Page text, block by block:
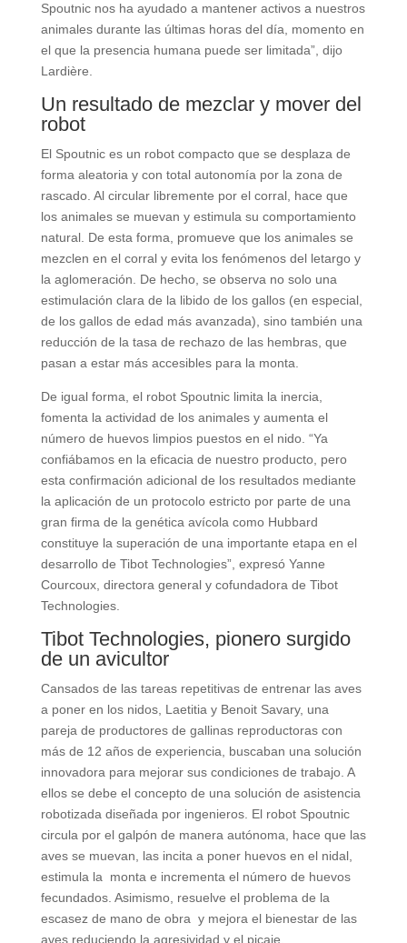
Spoutnic nos ha ayudado a mantener activos a nuestros
animales durante las últimas horas del día, momento en
el que la presencia humana puede ser limitada”, dijo
Lardière.
Un resultado de mezclar y mover del
robot
El Spoutnic es un robot compacto que se desplaza de
forma aleatoria y con total autonomía por la zona de
rascado. Al circular libremente por el corral, hace que
los animales se muevan y estimula su comportamiento
natural. De esta forma, promueve que los animales se
mezclen en el corral y evita los fenómenos del letargo y
la aglomeración. De hecho, se observa no solo una
estimulación clara de la libido de los gallos (en especial,
de los gallos de edad más avanzada), sino también una
reducción de la tasa de rechazo de las hembras, que
pasan a estar más accesibles para la monta.
De igual forma, el robot Spoutnic limita la inercia,
fomenta la actividad de los animales y aumenta el
número de huevos limpios puestos en el nido. “Ya
confiábamos en la eficacia de nuestro producto, pero
esta confirmación adicional de los resultados mediante
la aplicación de un protocolo estricto por parte de una
gran firma de la genética avícola como Hubbard
constituye la superación de una importante etapa en el
desarrollo de Tibot Technologies”, expresó Yanne
Courcoux, directora general y cofundadora de Tibot
Technologies.
Tibot Technologies, pionero surgido
de un avicultor
Cansados de las tareas repetitivas de entrenar las aves
a poner en los nidos, Laetitia y Benoit Savary, una
pareja de productores de gallinas reproductoras con
más de 12 años de experiencia, buscaban una solución
innovadora para mejorar sus condiciones de trabajo. A
ellos se debe el concepto de una solución de asistencia
robotizada diseñada por ingenieros. El robot Spoutnic
circula por el galpón de manera autónoma, hace que las
aves se muevan, las incita a poner huevos en el nidal,
estimula la monta e incrementa el número de huevos
fecundados. Asimismo, resuelve el problema de la
escasez de mano de obra y mejora el bienestar de las
aves reduciendo la agresividad y el picaje.